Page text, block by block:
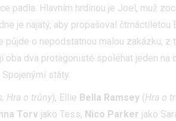
padla. Hlavním hrdinou je Joel, muž
je najatý, aby propašoval čtrnáctiletou
půjde o nepodstatnou malou zakázku, z
dva protagonisté spoléhat jeden na
státy.
Hra o trůny), Ellie Bella Ramsey (Hra o
Torv jako Tess, Nico Parker jako